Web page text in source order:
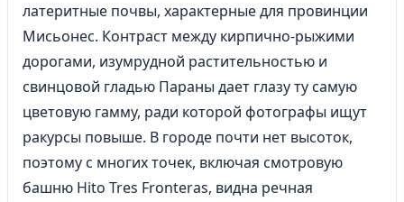
латеритные почвы, характерные для провинции
Мисьонес. Контраст между кирпично-рыжими
дорогами, изумрудной растительностью и
свинцовой гладью Параны дает глазу ту самую
цветовую гамму, ради которой фотографы ищут
ракурсы повыше. В городе почти нет высоток,
поэтому с многих точек, включая смотровую
башню Hito Tres Fronteras, видна речная